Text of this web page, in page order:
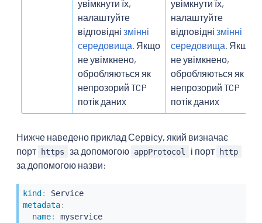
увімкнути їх,
налаштуйте
відповідні змінні
середовища . Якщо
не увімкнено,
обробляються як
непрозорий TCP
потік даних
увімкнути їх,
налаштуйте
відповідні змінні
середовища . Якщо
не увімкнено,
обробляються як
непрозорий TCP
потік даних
Нижче наведено приклад Сервісу, який визначає
порт https за допомогою appProtocol і порт http
за допомогою назви:
kind :
Service
metadata:
name:
myservice